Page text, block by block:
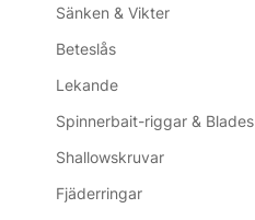
Sänken & Vikter
Beteslås
Lekande
Spinnerbait-riggar & Blades
Shallowskruvar
Fjäderringar